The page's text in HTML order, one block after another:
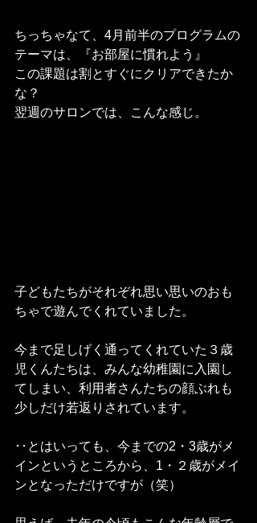
ちっちゃなて、4月前半のプログラムの
テーマは、『お部屋に慣れよう』
この課題は割とすぐにクリアできたか
な？
翌週のサロンでは、こんな感じ。
子どもたちがそれぞれ思い思いのおも
ちゃで遊んでくれていました。
今まで足しげく通ってくれていた３歳
児くんたちは、みんな幼稚園に入園し
てしまい、利用者さんたちの顔ぶれも
少しだけ若返りされています。
･･とはいっても、今までの2・3歳がメ
インというところから、1・２歳がメイ
ンとなっただけですが（笑）